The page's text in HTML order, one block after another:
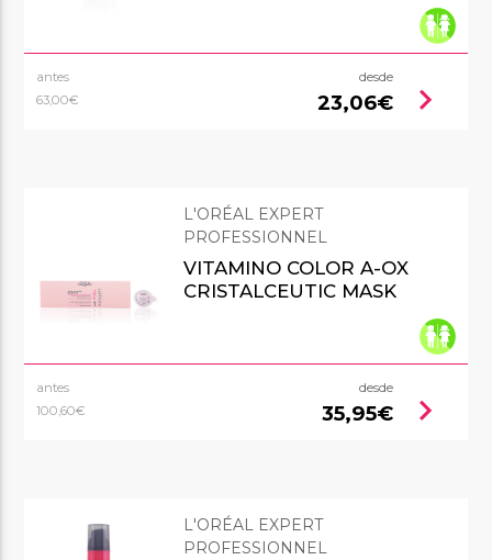
antes
63,00€
desde
23,06€ chevron_right
L'ORÉAL EXPERT
PROFESSIONNEL
VITAMINO COLOR A-OX
CRISTALCEUTIC MASK
antes
100,60€
desde
35,95€ chevron_right
L'ORÉAL EXPERT
PROFESSIONNEL